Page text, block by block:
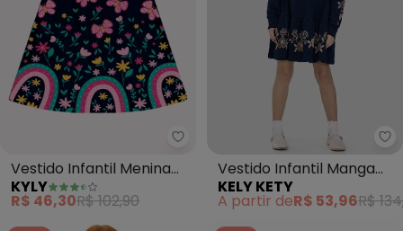
Kyly - Vestido Infantil Menina
Vestido Infantil Menina
Flores (Azul Marinho)
KYLY
R$ 46,30R$ 102,90
Vestido Infantil Manga
Longa com Estampa e
Babado (Azul)
KELY KETY
A partir deR$ 53,96R$